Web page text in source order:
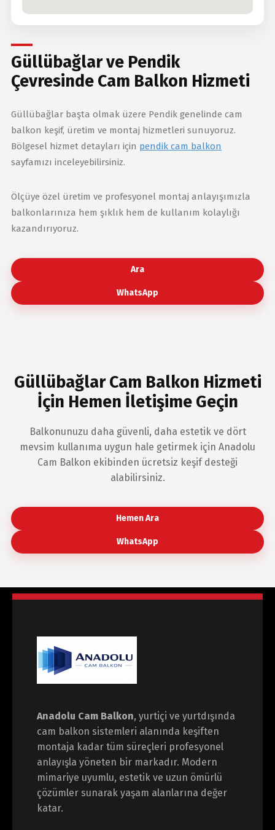
Güllübağlar ve Pendik
Çevresinde Cam Balkon Hizmeti
Güllübağlar başta olmak üzere Pendik genelinde cam
balkon keşif, üretim ve montaj hizmetleri sunuyoruz.
Bölgesel hizmet detayları için pendik cam balkon
sayfamızı inceleyebilirsiniz.
Ölçüye özel üretim ve profesyonel montaj anlayışımızla
balkonlarınıza hem şıklık hem de kullanım kolaylığı
kazandırıyoruz.
Ara
WhatsApp
Güllübağlar Cam Balkon Hizmeti
İçin Hemen İletişime Geçin
Balkonunuzu daha güvenli, daha estetik ve dört
mevsim kullanıma uygun hale getirmek için Anadolu
Cam Balkon ekibinden ücretsiz keşif desteği
alabilirsiniz.
Hemen Ara
WhatsApp
Anadolu Cam Balkon, yurtiçi ve yurtdışında
cam balkon sistemleri alanında keşiften
montaja kadar tüm süreçleri profesyonel
anlayışla yöneten bir markadır. Modern
mimariye uyumlu, estetik ve uzun ömürlü
çözümler sunarak yaşam alanlarına değer
katar.